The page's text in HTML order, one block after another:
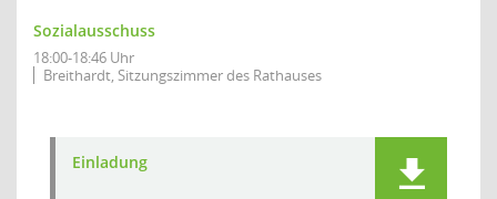
Sozialausschuss
18:00-18:46 Uhr
Breithardt, Sitzungszimmer des Rathauses
Einladung